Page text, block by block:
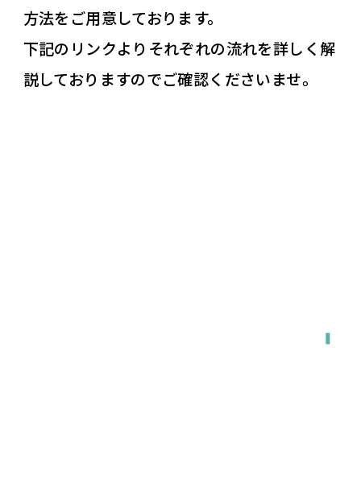
方法をご用意しております。
下記のリンクよりそれぞれの流れを詳しく解
説しておりますのでご確認くださいませ。